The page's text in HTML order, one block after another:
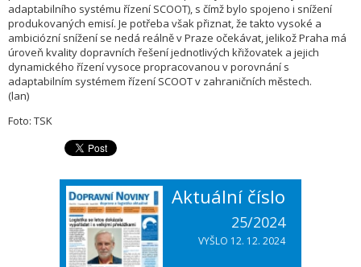
adaptabilního systému řízení SCOOT), s čímž bylo spojeno i snížení
produkovaných emisí. Je potřeba však přiznat, že takto vysoké a
ambiciózní snížení se nedá reálně v Praze očekávat, jelikož Praha má
úroveň kvality dopravních řešení jednotlivých křižovatek a jejich
dynamického řízení vysoce propracovanou v porovnání s
adaptabilním systémem řízení SCOOT v zahraničních městech.
(lan)
Foto: TSK
Aktuální číslo
25/2024
VYŠLO 12. 12. 2024